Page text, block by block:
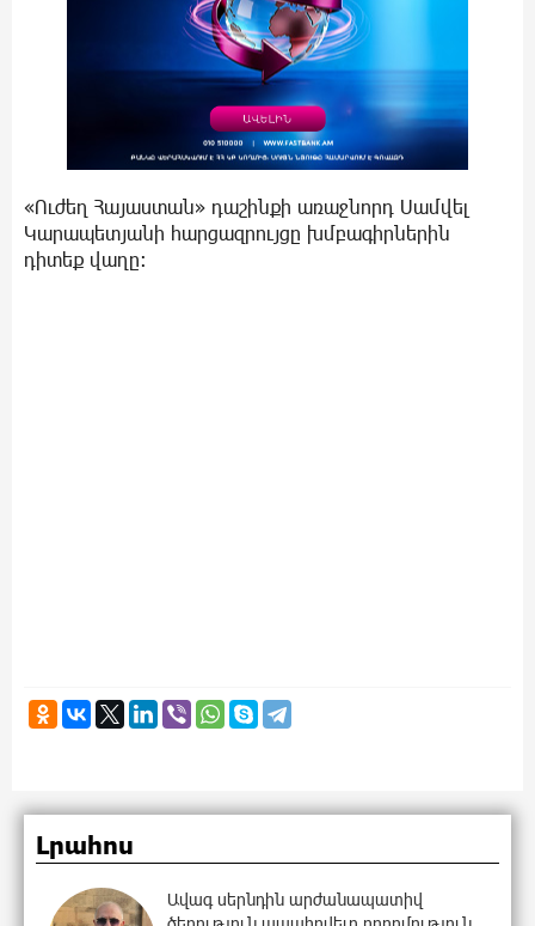
«Ուժեղ Հայաստան» դաշինքի առաջնորդ Սամվել
Կարապետյանի հարցազրույցը խմբագիրներին
դիտեք վաղը։
Լրահոս
Ավագ սերնդին արժանապատիվ